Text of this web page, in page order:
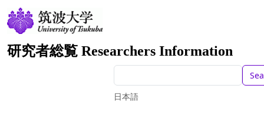
研究者総覧 Researchers Information
日本語